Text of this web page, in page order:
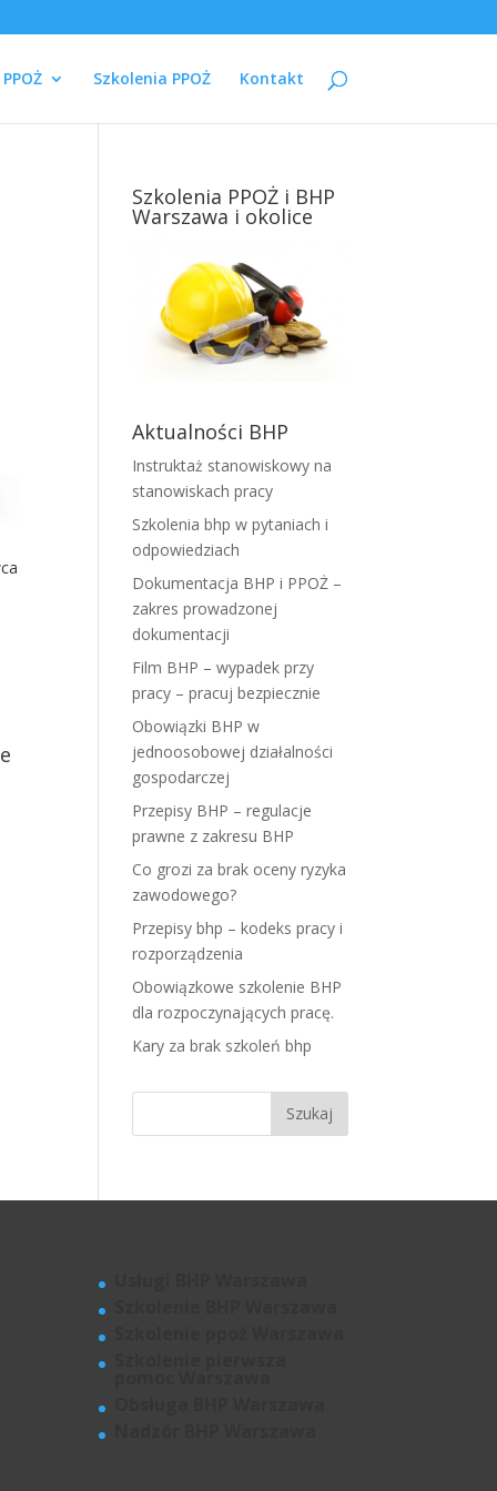
Szkolenia PPOŻ Kontakt
Szkolenia PPOŻ i BHP
Warszawa i okolice
Aktualności BHP
Instruktaż stanowiskowy na
stanowiskach pracy
Szkolenia bhp w pytaniach i
odpowiedziach
Dokumentacja BHP i PPOŻ –
zakres prowadzonej
dokumentacji
Film BHP – wypadek przy
pracy – pracuj bezpiecznie
Obowiązki BHP w
jednoosobowej działalności
gospodarczej
Przepisy BHP – regulacje
prawne z zakresu BHP
Co grozi za brak oceny ryzyka
zawodowego?
Przepisy bhp – kodeks pracy i
rozporządzenia
Obowiązkowe szkolenie BHP
dla rozpoczynających pracę.
Kary za brak szkoleń bhp